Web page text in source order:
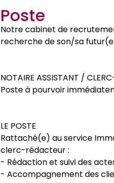
Poste
Notre cabinet de
recherche de son/sa
NOTAIRE ASSISTANT /
Poste à pourvoir
LE POSTE
Rattaché(e) au service
clerc-rédacteur :
- Rédaction et suivi des
- Accompagnement des